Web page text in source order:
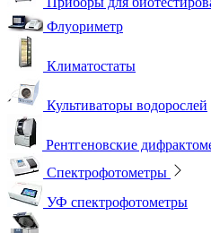
Флуориметр
Климатостаты
Культиваторы водорослей
Рентгеновские
Спектрофотометры
УФ спектрофотометры